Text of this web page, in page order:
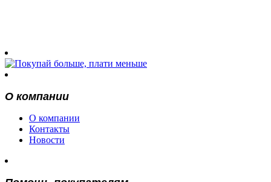
О компании
О компании
Контакты
Новости